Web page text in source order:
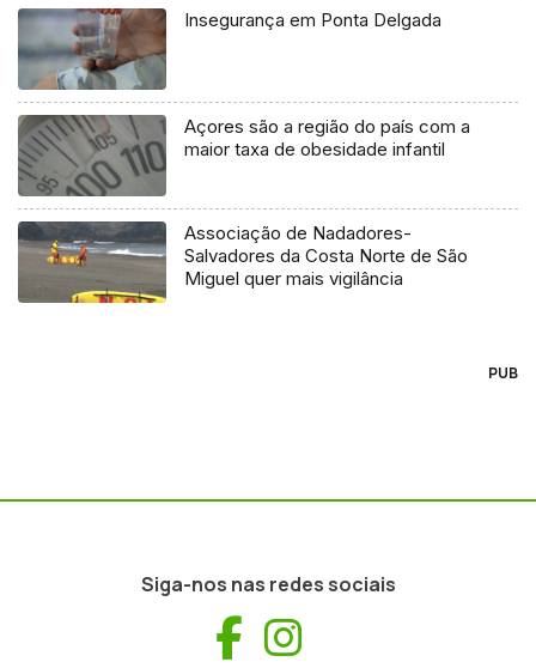
Insegurança em Ponta Delgada
Açores são a região do país com a
maior taxa de obesidade infantil
Associação de Nadadores-
Salvadores da Costa Norte de São
Miguel quer mais vigilância
PUB
Siga-nos nas redes sociais
Facebook